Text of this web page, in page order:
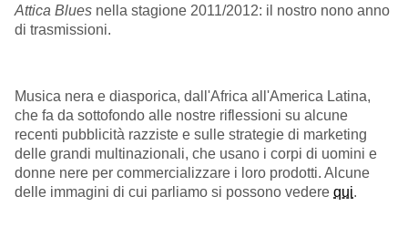
Attica Blues nella stagione 2011/2012: il nostro nono anno
di trasmissioni.
Musica nera e diasporica, dall'Africa all'America Latina,
che fa da sottofondo alle nostre riflessioni su alcune
recenti pubblicità razziste e sulle strategie di marketing
delle grandi multinazionali, che usano i corpi di uomini e
donne nere per commercializzare i loro prodotti. Alcune
delle immagini di cui parliamo si possono vedere qui.